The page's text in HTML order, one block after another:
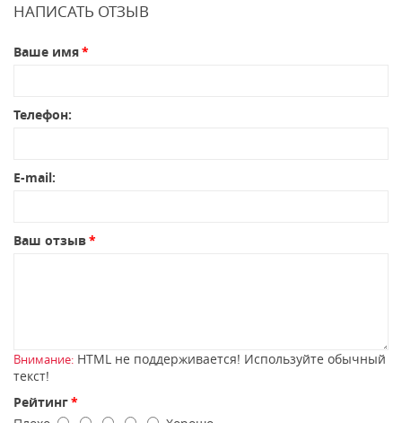
НАПИСАТЬ ОТЗЫВ
Ваше имя
Телефон:
E-mail:
Ваш отзыв
Внимание: HTML не поддерживается! Используйте обычный
текст!
Рейтинг